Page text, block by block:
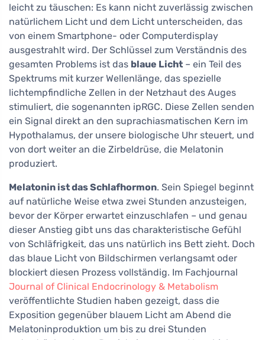
leicht zu täuschen: Es kann nicht zuverlässig zwischen
natürlichem Licht und dem Licht unterscheiden, das
von einem Smartphone- oder Computerdisplay
ausgestrahlt wird. Der Schlüssel zum Verständnis des
gesamten Problems ist das blaue Licht – ein Teil des
Spektrums mit kurzer Wellenlänge, das spezielle
lichtempfindliche Zellen in der Netzhaut des Auges
stimuliert, die sogenannten ipRGC. Diese Zellen senden
ein Signal direkt an den suprachiasmatischen Kern im
Hypothalamus, der unsere biologische Uhr steuert, und
von dort weiter an die Zirbeldrüse, die Melatonin
produziert.
Melatonin ist das Schlafhormon. Sein Spiegel beginnt
auf natürliche Weise etwa zwei Stunden anzusteigen,
bevor der Körper erwartet einzuschlafen – und genau
dieser Anstieg gibt uns das charakteristische Gefühl
von Schläfrigkeit, das uns natürlich ins Bett zieht. Doch
das blaue Licht von Bildschirmen verlangsamt oder
blockiert diesen Prozess vollständig. Im Fachjournal
Journal of Clinical Endocrinology & Metabolism
veröffentlichte Studien haben gezeigt, dass die
Exposition gegenüber blauem Licht am Abend die
Melatoninproduktion um bis zu drei Stunden